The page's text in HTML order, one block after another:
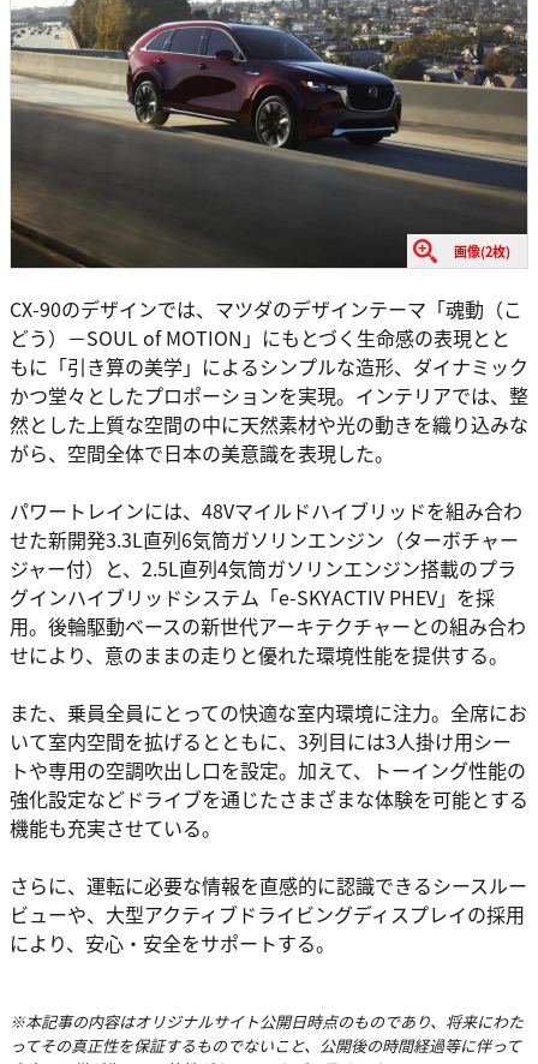
画像(2枚)
CX-90のデザインでは、マツダのデザインテーマ「魂動（こ
どう）－SOUL of MOTION」にもとづく生命感の表現とと
もに「引き算の美学」によるシンプルな造形、ダイナミック
かつ堂々としたプロポーションを実現。インテリアでは、整
然とした上質な空間の中に天然素材や光の動きを織り込みな
がら、空間全体で日本の美意識を表現した。
パワートレインには、48Vマイルドハイブリッドを組み合わ
せた新開発3.3L直列6気筒ガソリンエンジン（ターボチャー
ジャー付）と、2.5L直列4気筒ガソリンエンジン搭載のプラ
グインハイブリッドシステム「e-SKYACTIV PHEV」を採
用。後輪駆動ベースの新世代アーキテクチャーとの組み合わ
せにより、意のままの走りと優れた環境性能を提供する。
また、乗員全員にとっての快適な室内環境に注力。全席にお
いて室内空間を拡げるとともに、3列目には3人掛け用シー
トや専用の空調吹出し口を設定。加えて、トーイング性能の
強化設定などドライブを通じたさまざまな体験を可能とする
機能も充実させている。
さらに、運転に必要な情報を直感的に認識できるシースルー
ビューや、大型アクティブドライビングディスプレイの採用
により、安心・安全をサポートする。
※本記事の内容はオリジナルサイト公開日時点のものであり、将来にわた
ってその真正性を保証するものでないこと、公開後の時間経過等に伴って